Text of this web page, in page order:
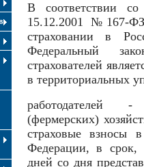
В соответствии
15.12.2001 №167-
страховании в
Федеральный
страхователей
в территориальных
работодателей -
(фермерских)
страховые взносы
Федерации, в
дней со дня